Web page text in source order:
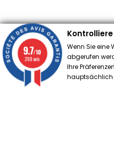
Wenn Sie eine
abgerufen
Ihre
hauptsächlich
9.7/10
269 avis